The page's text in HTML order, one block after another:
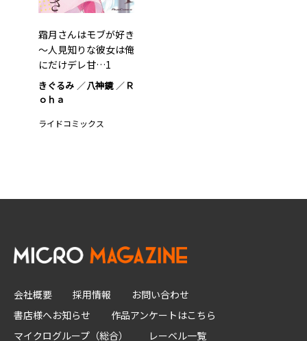
霜月さんはモブが好き
～人見知りな彼女は俺
にだけデレ甘…1
きぐるみ 八神鏡
Ｒ
ｏｈａ
ライドコミックス
会社概要 採用情報
お問い合わせ
書店様へお知らせ
作品アンケートはこちら
マイクログループ（総合）
レーベル一覧